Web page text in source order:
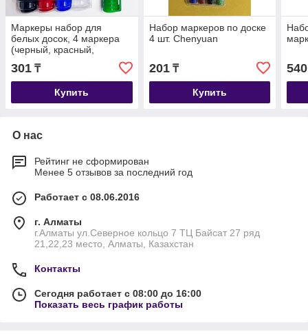
Маркеры набор для
белых досок, 4 маркера
(черный, красный,
зеленый, синий).
301 ₸
Купить
Набор маркеров по доске
4 шт. Chenyuan
201₸
Купить
540
О нас
Рейтинг не сформирован
Менее 5 отзывов за последний год
Работает с 08.06.2016
г. Алматы
г.Алматы ул.Северное кольцо 7 ТЦ Байсат 27 ряд
21,22,23 место, Алматы, Казахстан
Контакты
Сегодня работает с 08:00 до 16:00
Показать весь график работы